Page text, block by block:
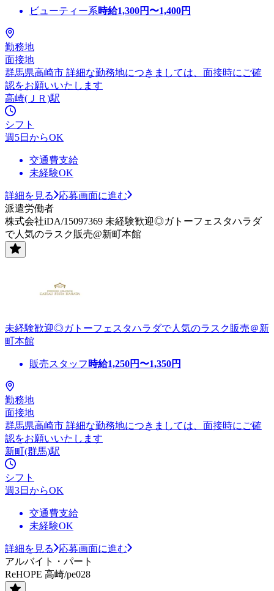
ビューティー系時給1,300円〜1,400円
勤務地
面接地
群馬県高崎市 詳細な勤務地につきましては、面接時にご確
認をお願いいたします
高崎(ＪＲ)駅
シフト
週5日からOK
交通費支給
未経験OK
詳細を見る
応募画面に進む
派遣労働者
株式会社iDA/15097369 未経験歓迎◎ガトーフェスタハラダ
で人気のラスク販売@新町本館
未経験歓迎◎ガトーフェスタハラダで人気のラスク販売＠新
町本館
販売スタッフ 時給1,250円〜1,350円
勤務地
面接地
群馬県高崎市 詳細な勤務地につきましては、面接時にご確
認をお願いいたします
新町(群馬)駅
シフト
週3日からOK
交通費支給
未経験OK
詳細を見る
応募画面に進む
アルバイト・パート
ReHOPE 高崎/pe028